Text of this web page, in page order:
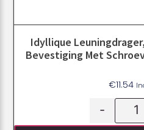
Idyllique
Bevestiging Met
€11.54
-